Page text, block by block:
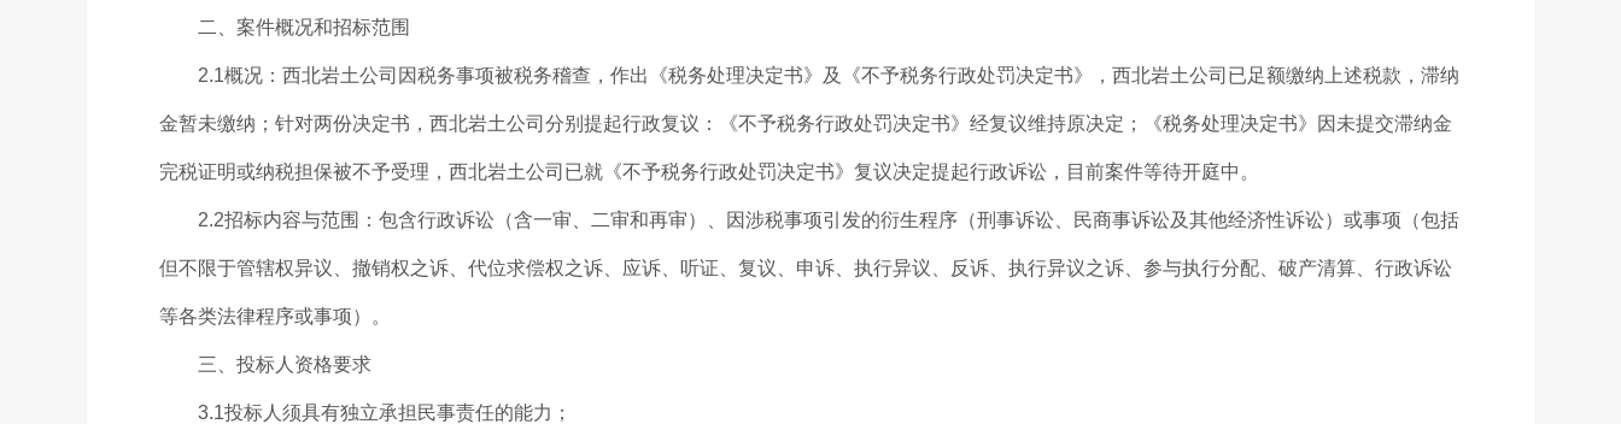
二、案件概况和招标范围
2.1概况：西北岩土公司因税务事项被税务稽查，作出《税务处理决定书》及《不予税务行政处罚决定书》，西北岩土公司已足额缴纳上述税款，滞纳
金暂未缴纳；针对两份决定书，西北岩土公司分别提起行政复议：《不予税务行政处罚决定书》经复议维持原决定；《税务处理决定书》因未提交滞纳金
完税证明或纳税担保被不予受理，西北岩土公司已就《不予税务行政处罚决定书》复议决定提起行政诉讼，目前案件等待开庭中。
2.2招标内容与范围：包含行政诉讼（含一审、二审和再审）、因涉税事项引发的衍生程序（刑事诉讼、民商事诉讼及其他经济性诉讼）或事项（包括
但不限于管辖权异议、撤销权之诉、代位求偿权之诉、应诉、听证、复议、申诉、执行异议、反诉、执行异议之诉、参与执行分配、破产清算、行政诉讼
等各类法律程序或事项）。
三、投标人资格要求
3.1投标人须具有独立承担民事责任的能力；